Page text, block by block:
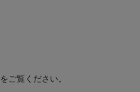
をご覧ください。